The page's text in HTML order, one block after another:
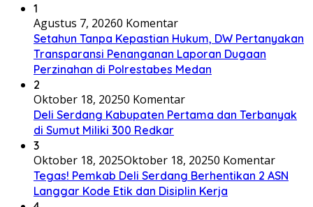
1
Agustus 7, 20260 Komentar
Setahun Tanpa Kepastian Hukum, DW Pertanyakan
Transparansi Penanganan Laporan Dugaan
Perzinahan di Polrestabes Medan
2
Oktober 18, 20250 Komentar
Deli Serdang Kabupaten Pertama dan Terbanyak
di Sumut Miliki 300 Redkar
3
Oktober 18, 2025Oktober 18, 20250 Komentar
Tegas! Pemkab Deli Serdang Berhentikan 2 ASN
Langgar Kode Etik dan Disiplin Kerja